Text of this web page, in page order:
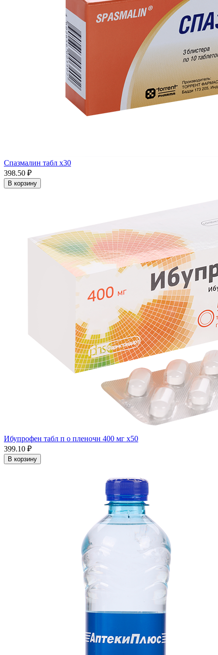
Спазмалин табл x30
398.50 ₽
В корзину
Ибупрофен табл п о пленочн 400 мг x50
399.10 ₽
В корзину